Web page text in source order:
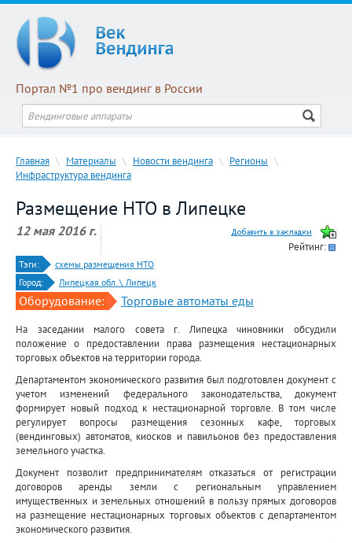
Портал №1 про вендинг в России
Главная \ Материалы \ Новости вендинга \ Регионы \
Инфраструктура вендинга
Размещение НТО в Липецке
12 мая 2016 г.
Рейтинг:
Тэги:
схемы размещения НТО
Город:
Липецкая обл. \ Липецк
Оборудование: Торговые автоматы еды
На заседании малого совета г. Липецка чиновники обсудили
положение о предоставлении права размещения нестационарных
торговых объектов на территории города.
Департаментом экономического развития был подготовлен документ с
учетом изменений федерального законодательства, документ
формирует новый подход к нестационарной торговле. В том числе
регулирует вопросы размещения сезонных кафе, торговых
(вендинговых) автоматов, киосков и павильонов без предоставления
земельного участка.
Документ позволит предпринимателям отказаться от регистрации
договоров аренды земли с региональным управлением
имущественных и земельных отношений в пользу прямых договоров
на размещение нестационарных торговых объектов с департаментом
экономического развития.